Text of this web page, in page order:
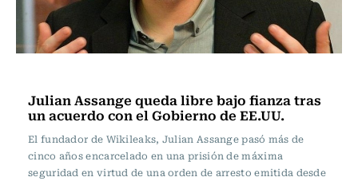
Julian Assange queda libre bajo fianza tras
un acuerdo con el Gobierno de EE.UU.
El fundador de Wikileaks, Julian Assange pasó más de
cinco años encarcelado en una prisión de máxima
seguridad en virtud de una orden de arresto emitida desde